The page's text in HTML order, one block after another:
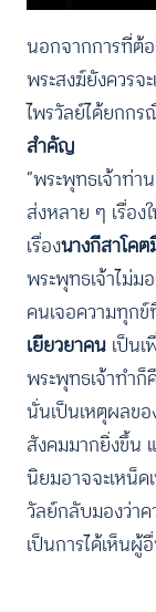
นอกจากการที่ต้
พระสงฆ์ยังควรจ
ไพรวัลย์ได้ยกก
สำคัญ
“พระพุทธเจ้าท่
ส่งหลาย ๆ เรื่อง
เรื่องนางกีสาโคต
พระพุทธเจ้าไม่ม
คนเจอความทุก
เยียวยาคน เป็น
พระพุทธเจ้าทำ
นั่นเป็นเหตุผลขอ
สังคมมากยิ่งขึ้น
นิยมอาจจะเหน็ด
วัลย์กลับมองว่า
เป็นการได้เห็นผู้